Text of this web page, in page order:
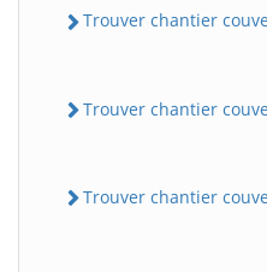
Trouver chantier
Trouver chantier
Trouver chantier